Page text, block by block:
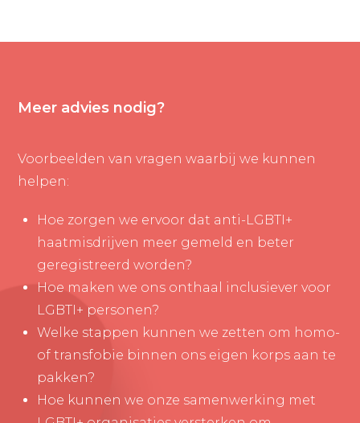
Meer advies nodig?
Voorbeelden van vragen waarbij we kunnen
helpen:
Hoe zorgen we ervoor dat anti-LGBTI+
haatmisdrijven meer gemeld en beter
geregistreerd worden?
Hoe maken we ons onthaal inclusiever voor
LGBTI+ personen?
Welke stappen kunnen we zetten om homo-
of transfobie binnen ons eigen korps aan te
pakken?
Hoe kunnen we onze samenwerking met